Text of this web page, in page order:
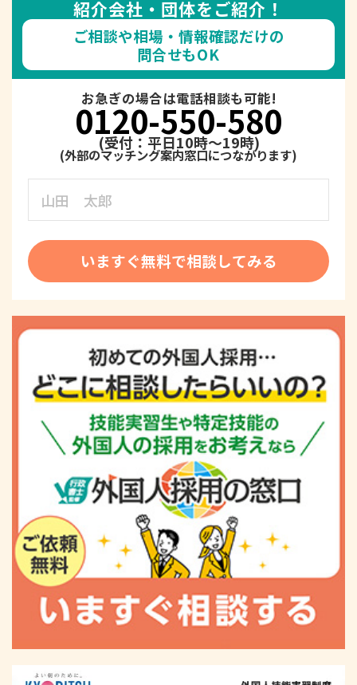
紹介会社・団体をご紹介！
ご相談や相場・情報確認だけの
問合せもOK
お急ぎの場合は電話相談も可能!
0120-550-580
(受付：平日10時～19時)
いますぐ無料で相談してみる